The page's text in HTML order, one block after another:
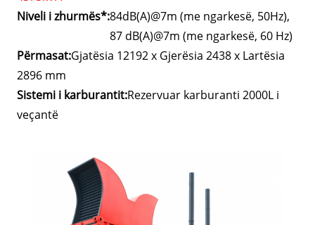
Niveli i zhurmës*:84dB(A)@7m (me ngarkesë, 50Hz),
87 dB(A)@7m (me ngarkesë, 60 Hz)
Përmasat:Gjatësia 12192 x Gjerësia 2438 x Lartësia
2896 mm
Sistemi i karburantit:Rezervuar karburanti 2000L i
veçantë